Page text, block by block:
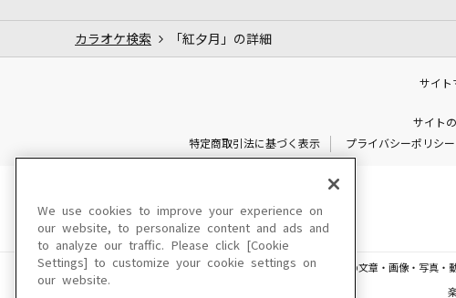
カラオケ検索 「紅夕月」の詳細
サイト
サイト
特定商取引法に基づく表示
プライバシーポリシー
このサイトに掲載されている一切の文章・画像・写真
We use cookies to improve your experience on
our website, to personalize content and ads and
to analyze our traffic. Please click [Cookie
Settings] to customize your cookie settings on
our website.